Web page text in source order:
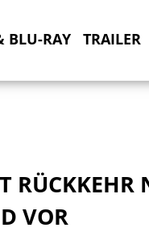
BLU-RAY TRAILER
RÜCKKEHR
VOR